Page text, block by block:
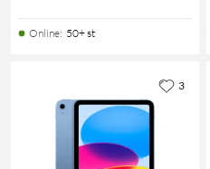
Online: 50+ st
3